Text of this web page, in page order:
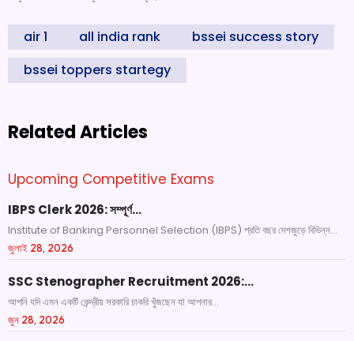
air 1 all india rank
bssei success story
bssei toppers startegy
Related Articles
Upcoming Competitive Exams
IBPS Clerk 2026: সম্পূর্ণ…
Institute of Banking Personnel Selection (IBPS) প্রতি বছর দেশজুড়ে বিভিন্ন...
জুলাই 28, 2026
SSC Stenographer Recruitment 2026:…
আপনি যদি এমন একটি কেন্দ্রীয় সরকারি চাকরি খুঁজছেন যা আপনার...
জুন 28, 2026